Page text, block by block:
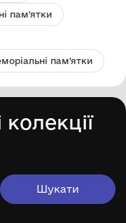
пам'ятки
пам'ятки